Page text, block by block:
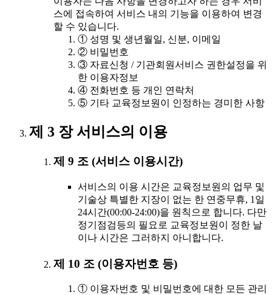
스에 접속하여 서비스 내의 기능을 이용하여 변경
할 수 있습니다.
① 성명 및 생년월일, 신분, 이메일
② 비밀번호
③ 자료신청 / 기관회원서비스 권한설정을 위
한 이용자정보
④ 전화번호 등 개인 연락처
⑤ 기타 교육정보원이 인정하는 경미한 사항
제 3 장 서비스의 이용
제 9 조 (서비스 이용시간)
서비스의 이용 시간은 교육정보원의 업무 및
기술상 특별한 지장이 없는 한 연중무휴, 1일
24시간(00:00-24:00)을 원칙으로 합니다. 다만
정기점검등의 필요로 교육정보원이 정한 날
이나 시간은 그러하지 아니합니다.
제 10 조 (이용자번호 등)
① 이용자번호 및 비밀번호에 대한 모든 관리